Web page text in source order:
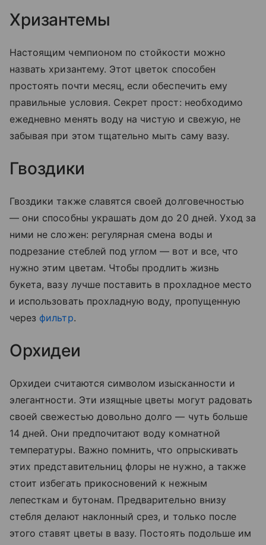
Хризантемы
Настоящим чемпионом по стойкости можно
назвать хризантему. Этот цветок способен
простоять почти месяц, если обеспечить ему
правильные условия. Секрет прост: необходимо
ежедневно менять воду на чистую и свежую, не
забывая при этом тщательно мыть саму вазу.
Гвоздики
Гвоздики также славятся своей долговечностью
— они способны украшать дом до 20 дней. Уход за
ними не сложен: регулярная смена воды и
подрезание стеблей под углом — вот и все, что
нужно этим цветам. Чтобы продлить жизнь
букета, вазу лучше поставить в прохладное место
и использовать прохладную воду, пропущенную
через фильтр.
Орхидеи
Орхидеи считаются символом изысканности и
элегантности. Эти изящные цветы могут радовать
своей свежестью довольно долго — чуть больше
14 дней. Они предпочитают воду комнатной
температуры. Важно помнить, что опрыскивать
этих представительниц флоры не нужно, а также
стоит избегать прикосновений к нежным
лепесткам и бутонам. Предварительно внизу
стебля делают наклонный срез, и только после
этого ставят цветы в вазу. Постоять подольше им